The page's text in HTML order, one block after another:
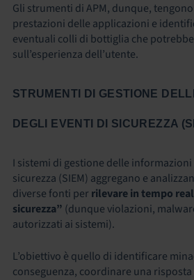
Gli strumenti di APM, dunque,
prestazioni delle applicazioni e
eventuali colli di bottiglia che
sull’esperienza dell’utente.
STRUMENTI DI GESTIONE
DEGLI EVENTI DI SICUREZZA
I sistemi di gestione delle
sicurezza (SIEM) aggregano e
diverse fonti per rilevare in tempo
sicurezza” (dunque violazioni,
autorizzati ai sistemi).
L’obiettivo è quello di identificare
conseguenza, coordinare una